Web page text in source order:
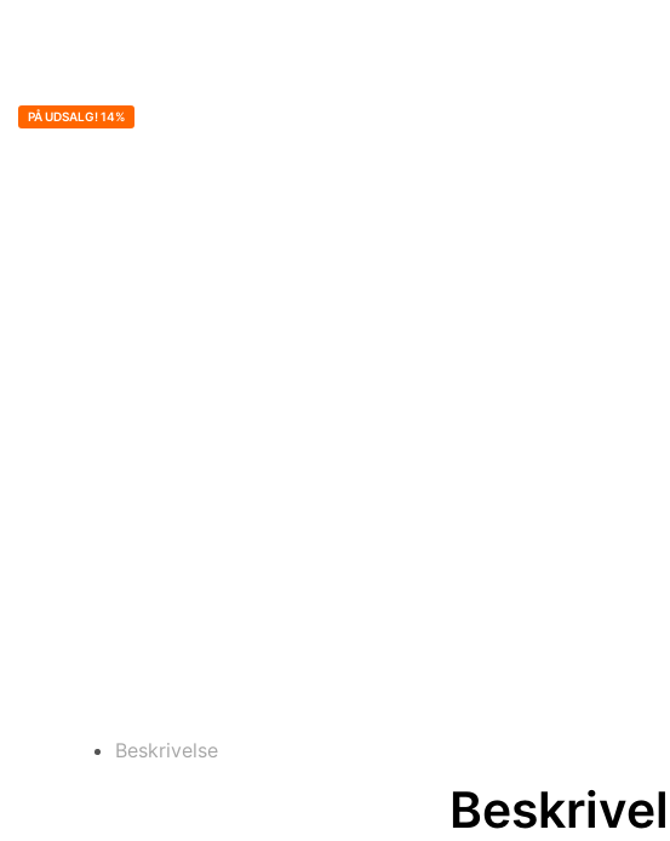
PÅ UDSALG! 14%
Beskrivelse